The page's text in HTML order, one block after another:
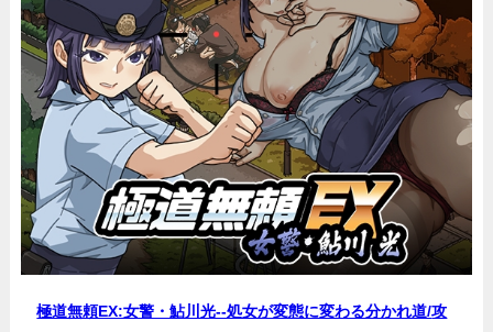
極道無頼EX:女警・鮎川光--処女が変態に変わる分かれ道/攻